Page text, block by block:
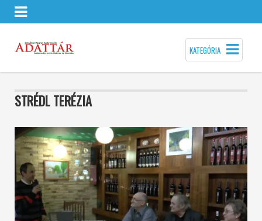
KATEGÓRIA
STRÉDL TERÉZIA